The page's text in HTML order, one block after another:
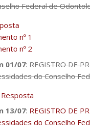
Federal de
nº 1
nº 2
01/07: REGISTRO DE
do Conselho
Resposta
13/07: REGISTRO DE
do Conselho